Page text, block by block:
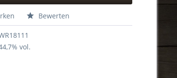
Hinzugefügt
Bewerten
vol.